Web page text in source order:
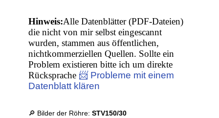
Hinweis:Alle Datenblätter (PDF-Dateien)
die nicht von mir selbst eingescannt
wurden, stammen aus öffentlichen,
nichtkommerziellen Quellen. Sollte ein
Problem existieren bitte ich um direkte
Rücksprache 📨 Probleme mit einem
Datenblatt klären
🔎 Bilder der Röhre:STV150/30